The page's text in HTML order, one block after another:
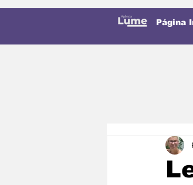
Página